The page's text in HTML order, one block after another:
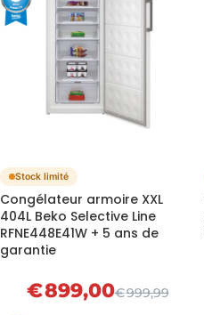
Stock limité
Congélateur armoire XXL
404L Beko Selective Line
RFNE448E41W + 5 ans de
garantie
€999,99
€899,00